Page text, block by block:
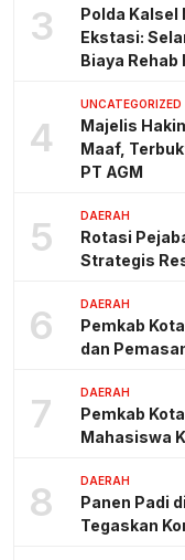
3
Polda Kalsel
Ekstasi:
Biaya Rehab
4
UNCATEGORIZED
Majelis
Maaf,
PT AGM
5 DAERAH
Rotasi
Strategis
6 DAERAH
Pemkab
dan
7 DAERAH
Pemkab
Mahasiswa
8 DAERAH
Panen Padi
Tegaskan